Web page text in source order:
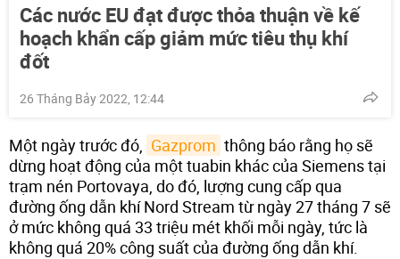
Các nước EU đạt được thỏa thuận về kế
hoạch khẩn cấp giảm mức tiêu thụ khí
đốt
26 Tháng Bảy 2022, 12:44
Một ngày trước đó, Gazprom thông báo rằng họ sẽ
dừng hoạt động của một tuabin khác của Siemens tại
trạm nén Portovaya, do đó, lượng cung cấp qua
đường ống dẫn khí Nord Stream từ ngày 27 tháng 7 sẽ
ở mức không quá 33 triệu mét khối mỗi ngày, tức là
không quá 20% công suất của đường ống dẫn khí.